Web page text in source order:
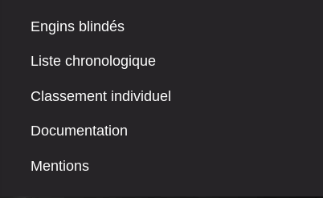
Engins blindés
Liste chronologique
Classement individuel
Documentation
Mentions